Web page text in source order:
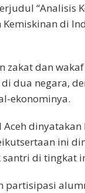
“Analisis
di
zakat dan
dua negara,
ekonominya.
ini
di tingkat
partisipasi